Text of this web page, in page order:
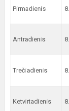
Pirmadienis
Antradienis
Trečiadienis
Ketvirtadienis